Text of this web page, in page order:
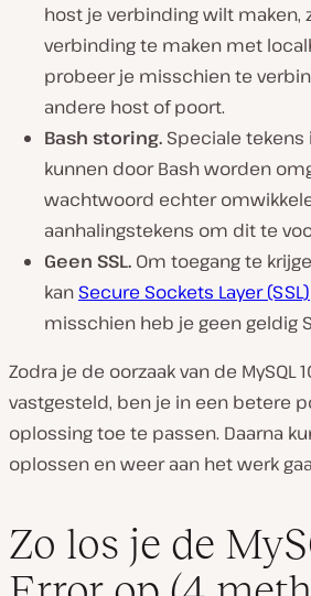
host je verbinding wilt maken,
verbinding te maken met
probeer je misschien te
andere host of poort.
Bash storing. Speciale
kunnen door Bash worden
wachtwoord echter
aanhalingstekens om dit te
Geen SSL. Om toegang te
kan Secure Sockets Layer (SSL)
misschien heb je geen geldig
Zodra je de oorzaak van de MySQL
vastgesteld, ben je in een betere
oplossing toe te passen. Daarna
oplossen en weer aan het werk
Zo los je de